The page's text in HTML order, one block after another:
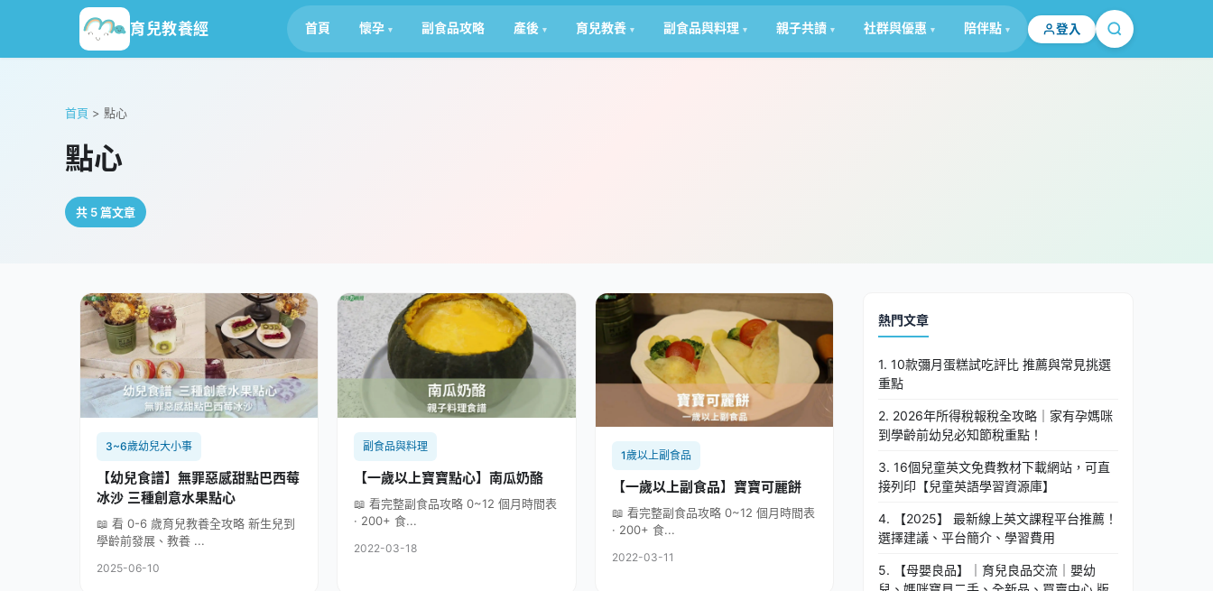
育兒教養經 首頁 懷孕 副食品攻略 產後 育兒教養 副食品與料理 親子共讀 社群與優惠 陪伴點 登入
首頁 > 點心
點心
共 5 篇文章
3~6歲幼兒大小事
【幼兒食譜】無罪惡感甜點巴西莓
冰沙 三種創意水果點心
📖 看 0-6 歲育兒教養全攻略 新生兒到
學齡前發展、教養 ...
2025-06-10
副食品與料理
【一歲以上寶寶點心】南瓜奶酪
📖 看完整副食品攻略 0~12 個月時間表
· 200+ 食...
2022-03-18
1歲以上副食品
【一歲以上副食品】寶寶可麗餅
📖 看完整副食品攻略 0~12 個月時間表
· 200+ 食...
2022-03-11
熱門文章
1. 10款彌月蛋糕試吃評比 推薦與常見挑選
重點
2. 2026年所得稅報稅全攻略｜家有孕媽咪
到學齡前幼兒必知節稅重點！
3. 16個兒童英文免費教材下載網站，可直
接列印【兒童英語學習資源庫】
4. 【2025】 最新線上英文課程平台推薦！
選擇建議、平台簡介、學習費用
5. 【母嬰良品】｜育兒良品交流｜嬰幼